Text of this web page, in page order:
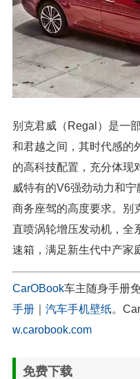
别克君威（Regal）是一
和君越之间，其时代感的
的高科技配置，充分体现
威特有的V6强劲动力和
商务座驾的高度要求。别
直喷涡轮增压发动机，全
速箱，满足新生代中产家
CarOBook车主随身手册
手册
汽车手机壁纸。
w.carobook.com
免费下载